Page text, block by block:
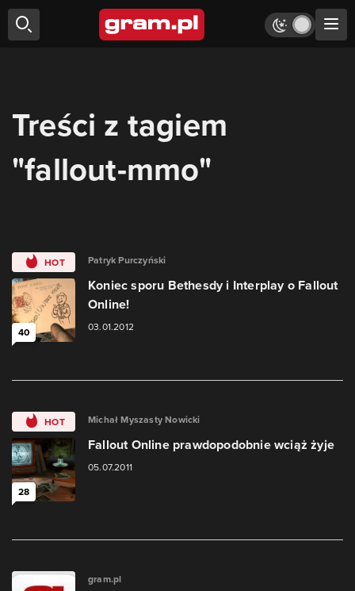
Treści z tagiem
"fallout-mmo"
HOT
40
Patryk Purczyński
Koniec sporu Bethesdy i Interplay o Fallout
Online!
03.01.2012
HOT
28
Michał Myszasty Nowicki
Fallout Online prawdopodobnie wciąż żyje
05.07.2011
gram.pl